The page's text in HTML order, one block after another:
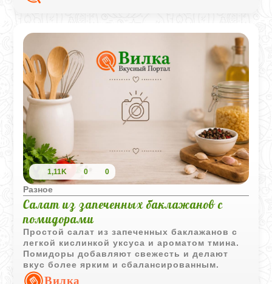
1,11K 0 0
Разное
Салат из запеченных баклажанов с
помидорами
Простой салат из запеченных баклажанов с
легкой кислинкой уксуса и ароматом тмина.
Помидоры добавляют свежесть и делают
вкус более ярким и сбалансированным.
Вилка